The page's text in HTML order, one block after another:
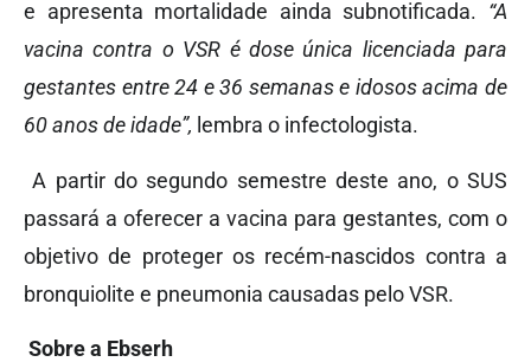
e apresenta mortalidade ainda subnotificada. “A
vacina contra o VSR é dose única licenciada para
gestantes entre 24 e 36 semanas e idosos acima de
60 anos de idade”, lembra o infectologista.
A partir do segundo semestre deste ano, o SUS
passará a oferecer a vacina para gestantes, com o
objetivo de proteger os recém-nascidos contra a
bronquiolite e pneumonia causadas pelo VSR.
Sobre a Ebserh